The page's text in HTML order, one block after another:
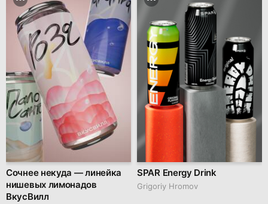
Сочнее некуда — линейка
нишевых лимонадов
ВкусВилл
SPAR Energy Drink
Grigoriy Hromov